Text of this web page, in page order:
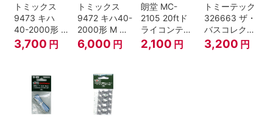
トミックス
9473 キハ
40-2000形 T
Nゲージ
3,700 円
トミックス
9472 キハ40-
2000形 M N
ゲージ
6,000 円
朗堂 MC-
2105 20ftド
ライコンテナ
タイプ
TRANCY
2,100 円
トミーテック
326663 ザ・
バスコレクシ
ョン 西日本鉄
道・九州産交
3,200 円